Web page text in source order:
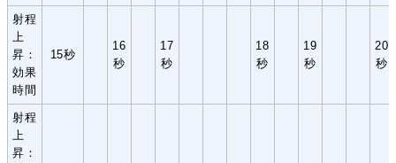
射程
上
昇：
効果
時間
15秒
16
秒
17
秒
18
秒
19
秒
20
秒
射程
上
昇：